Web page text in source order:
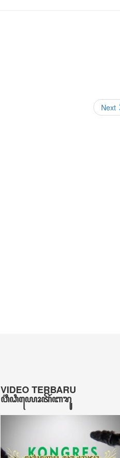
Next
VIDEO TERBARU
ꦮ꦳ꦶꦣꦶꦪꦺꦴꦠꦼꦂꦧꦫꦸ